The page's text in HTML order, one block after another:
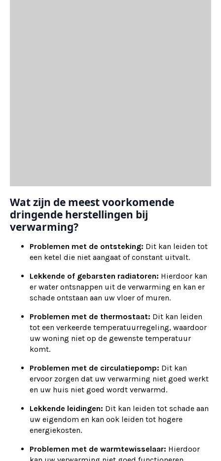
Wat zijn de meest voorkomende
dringende herstellingen bij
verwarming?
Problemen met de ontsteking: Dit kan leiden tot
een ketel die niet aangaat of constant uitvalt.
Lekkende of gebarsten radiatoren: Hierdoor kan
er water ontsnappen uit de verwarming en kan er
schade ontstaan aan uw vloer of muren.
Problemen met de thermostaat: Dit kan leiden
tot een verkeerde temperatuurregeling, waardoor
uw woning niet op de gewenste temperatuur
komt.
Problemen met de circulatiepomp: Dit kan
ervoor zorgen dat uw verwarming niet goed werkt
en uw huis niet goed wordt verwarmd.
Lekkende leidingen: Dit kan leiden tot schade aan
uw eigendom en kan ook leiden tot hogere
energiekosten.
Problemen met de warmtewisselaar: Hierdoor